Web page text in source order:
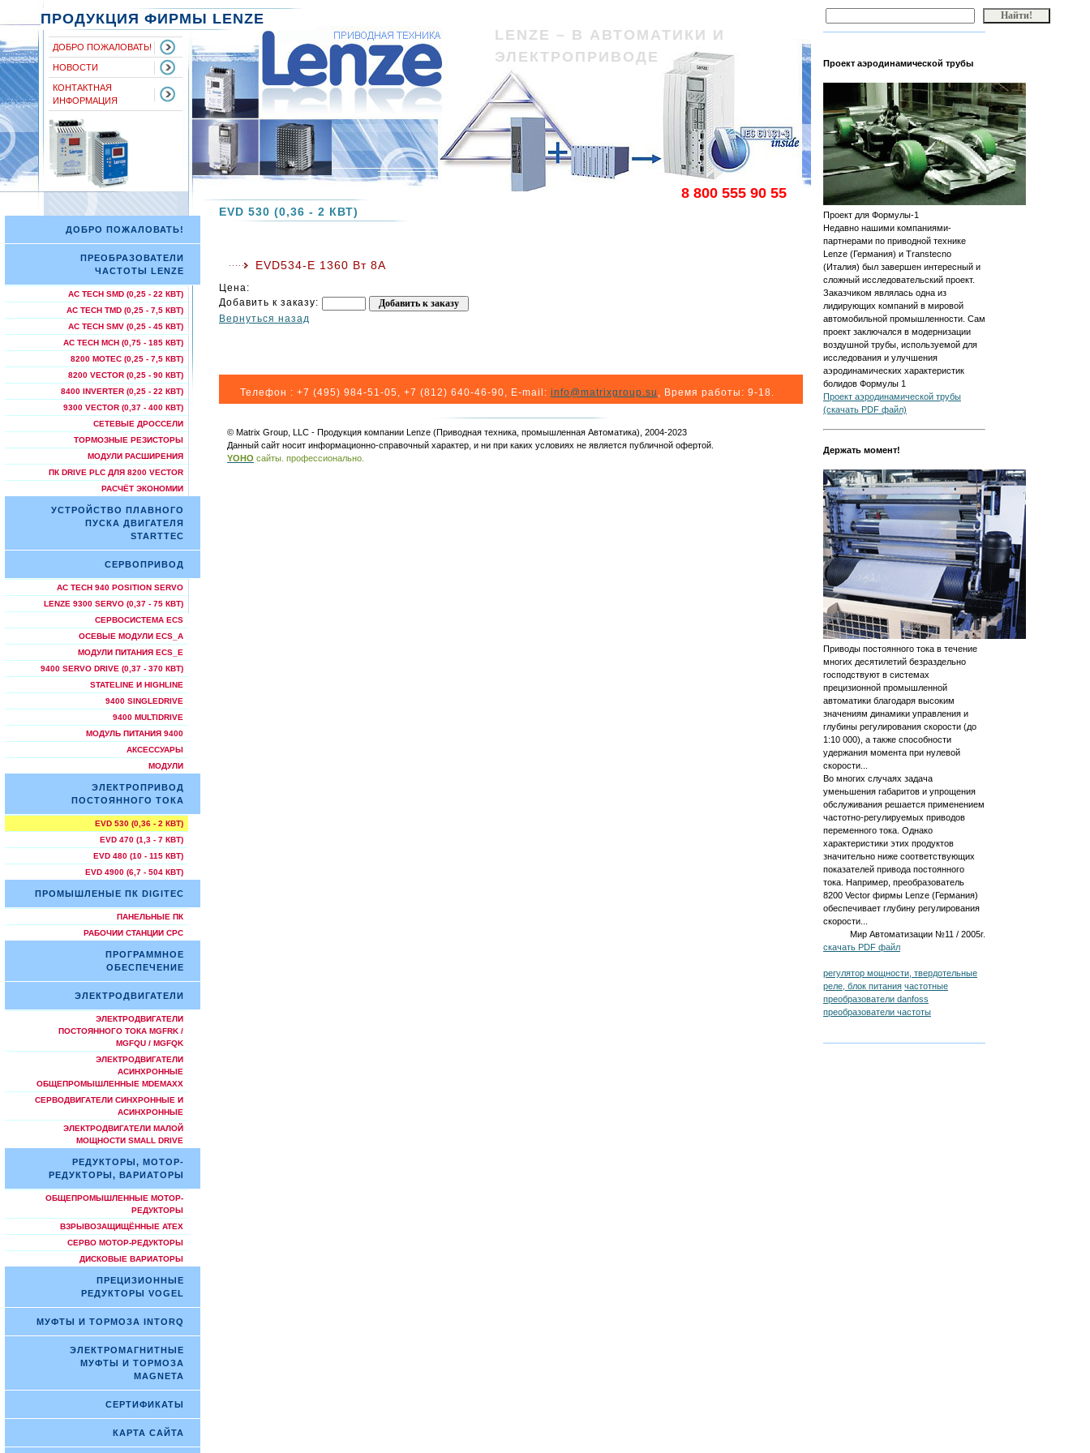
Проект аэродинамической трубы
Проект для Формулы-1
Недавно нашими компаниями-
партнерами по приводной технике
Lenze (Германия) и Transtecno
(Италия) был завершен интересный и
сложный исследовательский проект.
Заказчиком являлась одна из
лидирующих компаний в мировой
автомобильной промышленности. Сам
проект заключался в модернизации
воздушной трубы, используемой для
исследования и улучшения
аэродинамических характеристик
болидов Формулы 1
Проект аэродинамической трубы
(скачать PDF файл)
Держать момент!
Приводы постоянного тока в течение
многих десятилетий безраздельно
господствуют в системах
прецизионной промышленной
автоматики благодаря высоким
значениям динамики управления и
глубины регулирования скорости (до
1:10 000), а также способности
удержания момента при нулевой
скорости...
Во многих случаях задача
уменьшения габаритов и упрощения
обслуживания решается применением
частотно-регулируемых приводов
переменного тока. Однако
характеристики этих продуктов
значительно ниже соответствующих
показателей привода постоянного
тока. Например, преобразователь
8200 Vector фирмы Lenze (Германия)
обеспечивает глубину регулирования
скорости...
Мир Автоматизации №11 / 2005г.
скачать PDF файл
регулятор мощности, твердотельные
реле, блок питания частотные
преобразователи danfoss
преобразователи частоты
ПРОДУКЦИЯ ФИРМЫ LENZE
LENZE – В АВТОМАТИКИ И
ЭЛЕКТРОПРИВОДЕ
8 800 555 90 55
ДОБРО ПОЖАЛОВАТЬ!
НОВОСТИ
КОНТАКТНАЯ
ИНФОРМАЦИЯ
ДОБРО ПОЖАЛОВАТЬ!
ПРЕОБРАЗОВАТЕЛИ
ЧАСТОТЫ LENZE
AC TECH SMD (0,25 - 22 КВТ)
AC TECH TMD (0,25 - 7,5 КВТ)
AC TECH SMV (0,25 - 45 КВТ)
AC TECH МСН (0,75 - 185 КВТ)
8200 MOTEC (0,25 - 7,5 КВТ)
8200 VECTOR (0,25 - 90 КВТ)
8400 INVERTER (0,25 - 22 КВТ)
9300 VECTOR (0,37 - 400 КВТ)
СЕТЕВЫЕ ДРОССЕЛИ
ТОРМОЗНЫЕ РЕЗИСТОРЫ
МОДУЛИ РАСШИРЕНИЯ
ПК DRIVE PLC ДЛЯ 8200 VECTOR
РАСЧЁТ ЭКОНОМИИ
УСТРОЙСТВО ПЛАВНОГО
ПУСКА ДВИГАТЕЛЯ
STARTTEC
СЕРВОПРИВОД
AC TECH 940 POSITION SERVO
LENZE 9300 SERVO (0,37 - 75 КВТ)
СЕРВОСИСТЕМА ECS
ОСЕВЫЕ МОДУЛИ ECS_A
МОДУЛИ ПИТАНИЯ ECS_E
9400 SERVO DRIVE (0,37 - 370 КВТ)
STATELINE И HIGHLINE
9400 SINGLEDRIVE
9400 MULTIDRIVE
МОДУЛЬ ПИТАНИЯ 9400
АКСЕССУАРЫ
МОДУЛИ
ЭЛЕКТРОПРИВОД
ПОСТОЯННОГО ТОКА
EVD 530 (0,36 - 2 КВТ)
EVD 470 (1,3 - 7 КВТ)
EVD 480 (10 - 115 КВТ)
EVD 4900 (6,7 - 504 КВТ)
ПРОМЫШЛЕНЫЕ ПК DIGITEC
ПАНЕЛЬНЫЕ ПК
РАБОЧИИ СТАНЦИИ СРС
ПРОГРАММНОЕ
ОБЕСПЕЧЕНИЕ
ЭЛЕКТРОДВИГАТЕЛИ
ЭЛЕКТРОДВИГАТЕЛИ
ПОСТОЯННОГО ТОКА MGFRK /
MGFQU / MGFQK
ЭЛЕКТРОДВИГАТЕЛИ
АСИНХРОННЫЕ
ОБЩЕПРОМЫШЛЕННЫЕ MDEMAXX
СЕРВОДВИГАТЕЛИ СИНХРОННЫЕ И
АСИНХРОННЫЕ
ЭЛЕКТРОДВИГАТЕЛИ МАЛОЙ
МОЩНОСТИ SMALL DRIVE
РЕДУКТОРЫ, МОТОР-
РЕДУКТОРЫ, ВАРИАТОРЫ
ОБЩЕПРОМЫШЛЕННЫЕ МОТОР-
РЕДУКТОРЫ
ВЗРЫВОЗАЩИЩЁННЫЕ ATEX
СЕРВО МОТОР-РЕДУКТОРЫ
ДИСКОВЫЕ ВАРИАТОРЫ
ПРЕЦИЗИОННЫЕ
РЕДУКТОРЫ VOGEL
МУФТЫ И ТОРМОЗА INTORQ
ЭЛЕКТРОМАГНИТНЫЕ
МУФТЫ И ТОРМОЗА
MAGNETA
СЕРТИФИКАТЫ
КАРТА САЙТА
EVD 530 (0,36 - 2 КВТ)
EVD534-E 1360 Вт 8А
Цена:
Добавить к заказу:
Вернуться назад
Телефон : +7 (495) 984-51-05, +7 (812) 640-46-90 , E-mail: info@matrixgroup.su , Время работы: 9-18.
© Matrix Group, LLC - Продукция компании Lenze (Приводная техника, промышленная Автоматика), 2004-2023
Данный сайт носит информационно-справочный характер, и ни при каких условиях не является публичной офертой.
YOHO сайты. профессионально.